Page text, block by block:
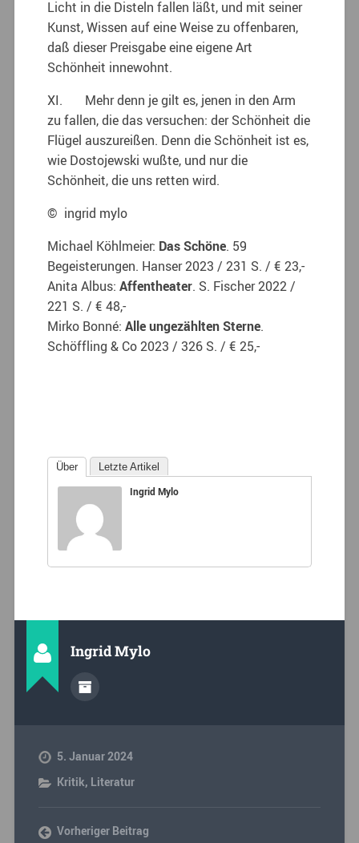
Licht in die Disteln fallen läßt, und mit seiner
Kunst, Wissen auf eine Weise zu offenbaren,
daß dieser Preisgabe eine eigene Art
Schönheit innewohnt.
XI. Mehr denn je gilt es, jenen in den Arm
zu fallen, die das versuchen: der Schönheit die
Flügel auszureißen. Denn die Schönheit ist es,
wie Dostojewski wußte, und nur die
Schönheit, die uns retten wird.
© ingrid mylo
Michael Köhlmeier: Das Schöne. 59
Begeisterungen. Hanser 2023 / 231 S. / € 23,-
Anita Albus:Affentheater. S. Fischer 2022 /
221 S. / € 48,-
Mirko Bonné:Alle ungezählten Sterne.
Schöffling & Co 2023 / 326 S. / € 25,-
Über Letzte Artikel
Ingrid Mylo
Ingrid Mylo
5. Januar 2024
Kritik, Literatur
Vorheriger Beitrag